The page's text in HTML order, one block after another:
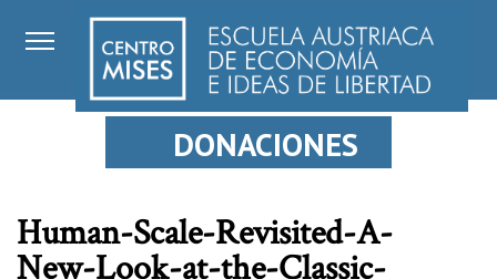
DONACIONES
Human-Scale-Revisited-A-